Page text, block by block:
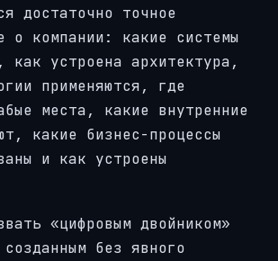
достаточно точное
о компании: какие системы
как устроена архитектура,
применяются, где
места, какие внутренние
какие бизнес-процессы
и как устроены
«цифровым двойником»
без явного